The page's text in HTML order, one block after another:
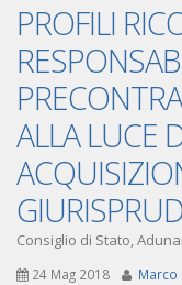
PROFILI
ALLA LUCE
Consiglio di Stato,
24 Mag 2018 Marco